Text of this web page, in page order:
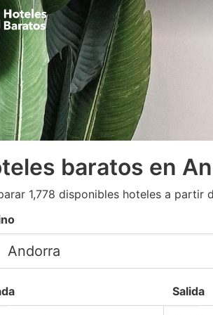
baratos en
1,778 disponibles hoteles a partir
Salida